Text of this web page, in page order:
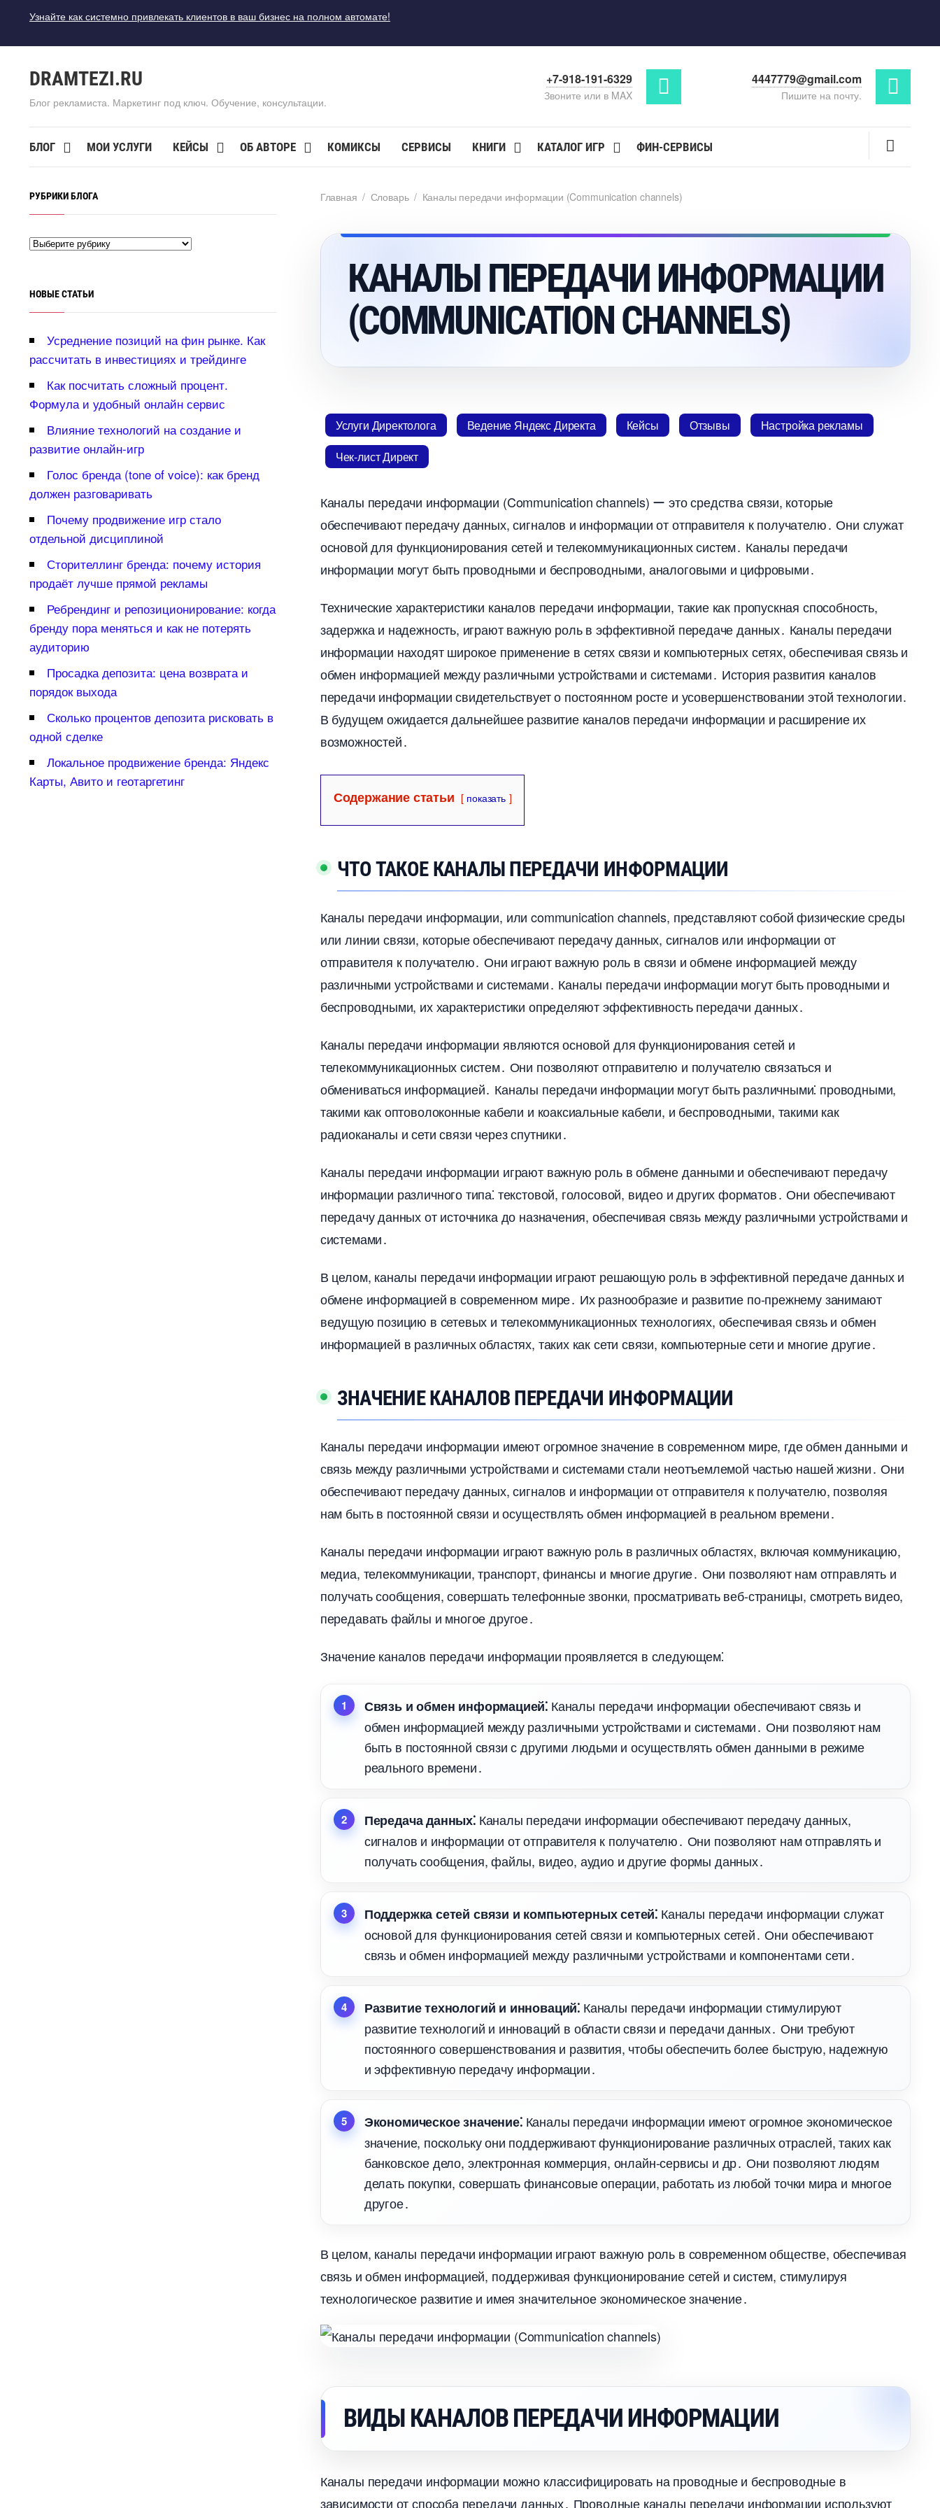
Узнайте как системно привлекать клиентов в ваш бизнес на полном автомате!
DRAMTEZI.RU
Блог рекламиста. Маркетинг под ключ. Обучение, консультации.
+7-918-191-6329
Звоните или в MAX
4447779@gmail.com
Пишите на почту.
БЛОГ МОИ УСЛУГИ КЕЙСЫ ОБ АВТОРЕ КОМИКСЫ СЕРВИСЫ КНИГИ КАТАЛОГ ИГР ФИН-СЕРВИСЫ
Главная / Словарь/ Каналы передачи информации (Communication channels)
КАНАЛЫ ПЕРЕДАЧИ ИНФОРМАЦИИ
(COMMUNICATION CHANNELS)
Услуги Директолога едение Яндекс Директа Кейсы Отзывы
Настройка рекламы
Чек-лист Директ
Каналы передачи информации (Communication channels) ー это средства связи, которые
обеспечивают передачу данных, сигналов и информации от отправителя к получателю․ Они служат
основой для функционирования сетей и телекоммуникационных систем․ Каналы передачи
информации могут быть проводными и беспроводными, аналоговыми и цифровыми․
Технические характеристики каналов передачи информации, такие как пропускная способность,
задержка и надежность, играют важную роль в эффективной передаче данных․ Каналы передачи
информации находят широкое применение в сетях связи и компьютерных сетях, обеспечивая связь и
обмен информацией между различными устройствами и системами․ История развития канало
передачи информации свидетельствует о постоянном росте и усовершенствовании этой технологии․
удущем ожидается дальнейшее развитие каналов передачи информации и расширение их
озможностей․
Содержание статьи показать
ЧТО ТАКОЕ КАНАЛЫ ПЕРЕДАЧИ ИНФОРМАЦИИ
Каналы передачи информации, или communication channels, представляют собой физические среды
или линии связи, которые обеспечивают передачу данных, сигналов или информации от
отправителя к получателю․ Они играют важную роль в связи и обмене информацией между
различными устройствами и системами․ Каналы передачи информации могут быть проводными и
еспроводными, их характеристики определяют эффективность передачи данных․
Каналы передачи информации являются основой для функционирования сетей и
телекоммуникационных систем․ Они позволяют отправителю и получателю связаться и
обмениваться информацией․ Каналы передачи информации могут быть различными⁚ проводными,
такими как оптоволоконные кабели и коаксиальные кабели, и беспроводными, такими как
радиоканалы и сети связи через спутники․
Каналы передачи информации играют важную роль в обмене данными и обеспечивают передачу
информации различного типа⁚ текстовой, голосовой, видео и других форматов․ Они обеспечивают
передачу данных от источника до назначения, обеспечивая связь между различными устройствами и
системами․
целом, каналы передачи информации играют решающую роль в эффективной передаче данных и
обмене информацией в современном мире․ Их разнообразие и развитие по-прежнему занимают
едущую позицию в сетевых и телекоммуникационных технологиях, обеспечивая связь и обмен
информацией в различных областях, таких как сети связи, компьютерные сети и многие другие․
ЗНАЧЕНИЕ КАНАЛОВ ПЕРЕДАЧИ ИНФОРМАЦИИ
Каналы передачи информации имеют огромное значение в современном мире, где обмен данными и
связь между различными устройствами и системами стали неотъемлемой частью нашей жизни․ Они
обеспечивают передачу данных, сигналов и информации от отправителя к получателю, позволяя
нам быть в постоянной связи и осуществлять обмен информацией в реальном времени․
Каналы передачи информации играют важную роль в различных областях, включая коммуникацию,
медиа, телекоммуникации, транспорт, финансы и многие другие․ Они позволяют нам отправлять и
получать сообщения, совершать телефонные звонки, просматривать веб-страницы, смотреть видео,
передавать файлы и многое другое․
Значение каналов передачи информации проявляется в следующем⁚
Связь и обмен информацией⁚ Каналы передачи информации обеспечивают связь и
обмен информацией между различными устройствами и системами․ Они позволяют нам
ыть в постоянной связи с другими людьми и осуществлять обмен данными в режиме
реального времени․
Передача данных⁚Каналы передачи информации обеспечивают передачу данных,
сигналов и информации от отправителя к получателю․ Они позволяют нам отправлять и
получать сообщения, файлы, видео, аудио и другие формы данных․
Поддержка сетей связи и компьютерных сетей⁚ Каналы передачи информации служат
основой для функционирования сетей связи и компьютерных сетей․ Они обеспечивают
связь и обмен информацией между различными устройствами и компонентами сети․
Развитие технологий и инноваций⁚ Каналы передачи информации стимулируют
развитие технологий и инноваций в области связи и передачи данных․ Они требуют
постоянного совершенствования и развития, чтобы обеспечить более быструю, надежную
и эффективную передачу информации․
Экономическое значение⁚Каналы передачи информации имеют огромное экономическое
значение, поскольку они поддерживают функционирование различных отраслей, таких как
анковское дело, электронная коммерция, онлайн-сервисы и др․ Они позволяют людям
делать покупки, совершать финансовые операции, работать из любой точки мира и многое
другое․
целом, каналы передачи информации играют важную роль в современном обществе, обеспечивая
связь и обмен информацией, поддерживая функционирование сетей и систем, стимулируя
технологическое развитие и имея значительное экономическое значение․
ИДЫ КАНАЛОВ ПЕРЕДАЧИ ИНФОРМАЦИИ
Каналы передачи информации можно классифицировать на проводные и беспроводные
зависимости от способа передачи данных․ Проводные каналы передачи информации используют
РУБРИКИ БЛОГА
НОВЫЕ СТАТЬИ
Усреднение позиций на фин рынке. Как
рассчитать в инвестициях и трейдинге
Как посчитать сложный процент.
Формула и удобный онлайн сервис
лияние технологий на создание и
развитие онлайн-игр
Голос бренда (tone of voice): как бренд
должен разговаривать
Почему продвижение игр стало
отдельной дисциплиной
Сторителлинг бренда: почему история
продаёт лучше прямой рекламы
Ребрендинг и репозиционирование: когда
ренду пора меняться и как не потерять
аудиторию
Просадка депозита: цена возврата и
порядок выхода
Сколько процентов депозита рисковать
одной сделке
Локальное продвижение бренда: Яндекс
Карты, Авито и геотаргетин